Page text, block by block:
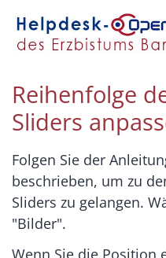
Zum Inhalt springen
Reihenfolge
Sliders
Folgen Sie der
beschrieben, um zu
Sliders zu gelangen.
"Bilder".
Wenn Sie die Position